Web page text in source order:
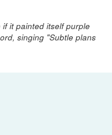
it painted itself purple
singing "Subtle plans